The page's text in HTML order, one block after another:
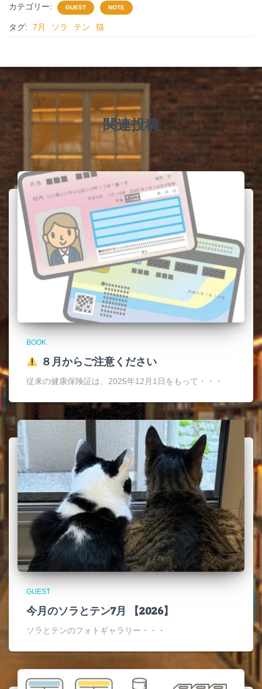
c
e
o
o
k
tt
er
ail e
er
e
カテゴリー: GUEST NOTE
タグ: 7月 ソラ テン 猫
関連投稿
BOOK
８月からご注意ください
従来の健康保険証は、2025年12月1日をもって・・・
GUEST
今月のソラとテン7月 【2026】
ソラとテンのフォトギャラリー・・・